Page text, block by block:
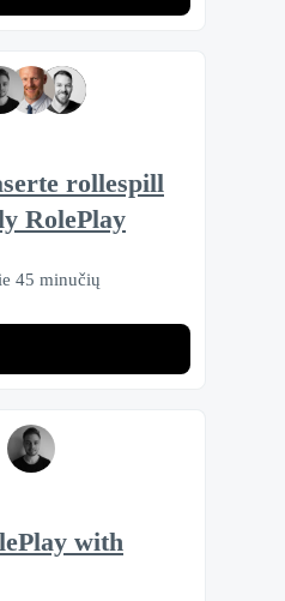
rollespill
RolePlay
45 minučių
with